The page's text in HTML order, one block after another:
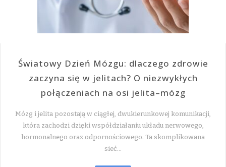
Światowy Dzień Mózgu: dlaczego zdrowie
zaczyna się w jelitach? O niezwykłych
połączeniach na osi jelita–mózg
Mózg i jelita pozostają w ciągłej, dwukierunkowej komunikacji,
która zachodzi dzięki współdziałaniu układu nerwowego,
hormonalnego oraz odpornościowego. Ta skomplikowana
sieć…